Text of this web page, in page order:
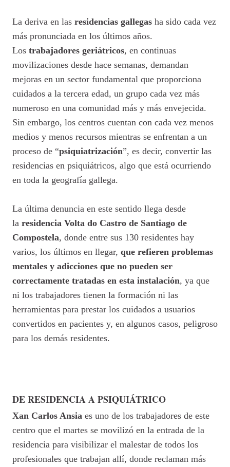
La deriva en las residencias gallegas ha sido cada vez
más pronunciada en los últimos años.
Los trabajadores geriátricos, en continuas
movilizaciones desde hace semanas, demandan
mejoras en un sector fundamental que proporciona
cuidados a la tercera edad, un grupo cada vez más
numeroso en una comunidad más y más envejecida.
Sin embargo, los centros cuentan con cada vez menos
medios y menos recursos mientras se enfrentan a un
proceso de “psiquiatrización”, es decir, convertir las
residencias en psiquiátricos, algo que está ocurriendo
en toda la geografía gallega.
La última denuncia en este sentido llega desde
la residencia Volta do Castro de Santiago de
Compostela, donde entre sus 130 residentes hay
varios, los últimos en llegar, que refieren problemas
mentales y adicciones que no pueden ser
correctamente tratadas en esta instalación, ya que
ni los trabajadores tienen la formación ni las
herramientas para prestar los cuidados a usuarios
convertidos en pacientes y, en algunos casos, peligroso
para los demás residentes.
DE RESIDENCIA A PSIQUIÁTRICO
Xan Carlos Ansia es uno de los trabajadores de este
centro que el martes se movilizó en la entrada de la
residencia para visibilizar el malestar de todos los
profesionales que trabajan allí, donde reclaman más